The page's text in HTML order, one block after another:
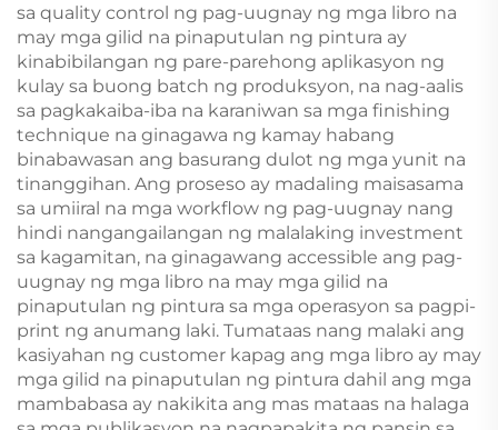
sa quality control ng pag-uugnay ng mga libro na
may mga gilid na pinaputulan ng pintura ay
kinabibilangan ng pare-parehong aplikasyon ng
kulay sa buong batch ng produksyon, na nag-aalis
sa pagkakaiba-iba na karaniwan sa mga finishing
technique na ginagawa ng kamay habang
binabawasan ang basurang dulot ng mga yunit na
tinanggihan. Ang proseso ay madaling maisasama
sa umiiral na mga workflow ng pag-uugnay nang
hindi nangangailangan ng malalaking investment
sa kagamitan, na ginagawang accessible ang pag-
uugnay ng mga libro na may mga gilid na
pinaputulan ng pintura sa mga operasyon sa pagpi-
print ng anumang laki. Tumataas nang malaki ang
kasiyahan ng customer kapag ang mga libro ay may
mga gilid na pinaputulan ng pintura dahil ang mga
mambabasa ay nakikita ang mas mataas na halaga